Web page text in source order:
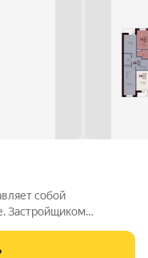
собой
Застройщиком
прилегающей